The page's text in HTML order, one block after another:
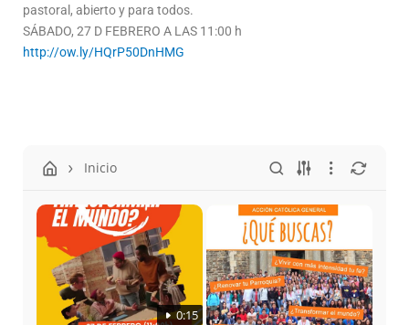
pastoral, abierto y para todos.
SÁBADO, 27 D FEBRERO A LAS 11:00 h
http://ow.ly/HQrP50DnHMG
Inicio
0:15